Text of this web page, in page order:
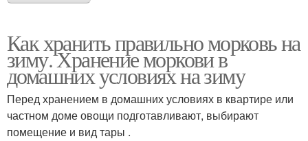
Как хранить правильно морковь на
зиму. Хранение моркови в
домашних условиях на зиму
Перед хранением в домашних условиях в квартире или
частном доме овощи подготавливают, выбирают
помещение и вид тары .